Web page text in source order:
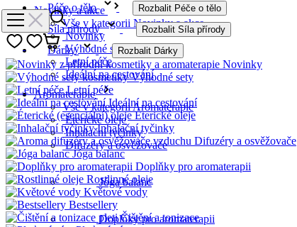
Péče o tělo Rozbalit Péče o tělo
Síla přírody Rozbalit Síla přírody
Dárky Rozbalit Dárky
Novinky
Výhodné sety
Letní péče
Ideální na cestování
Éterické oleje
Inhalační tyčinky
Difuzéry a osvěžovače
Jóga balanc
Doplňky pro aromaterapii
Rostlinné oleje
Květové vody
Bestsellery
Čištění a tonizace
Novinky a akce
Vše v kategorii Novinky a akce
Novinky
Výhodné sety
Letní péče
Ideální na cestování
Aromaterapie
Vše v kategorii Aromaterapie
Éterické oleje
Inhalační tyčinky
Difuzéry a osvěžovače
Jóga balanc
Doplňky pro aromaterapii